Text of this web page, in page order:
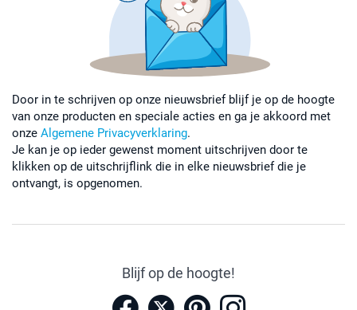
Door in te schrijven op onze nieuwsbrief blijf je op de hoogte
van onze producten en speciale acties en ga je akkoord met
onze Algemene Privacyverklaring.
Je kan je op ieder gewenst moment uitschrijven door te
klikken op de uitschrijflink die in elke nieuwsbrief die je
ontvangt, is opgenomen.
Blijf op de hoogte!